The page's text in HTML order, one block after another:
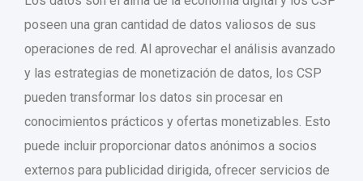
poseen una gran cantidad de datos valiosos de sus
operaciones de red. Al aprovechar el análisis avanzado
y las estrategias de monetización de datos, los CSP
pueden transformar los datos sin procesar en
conocimientos prácticos y ofertas monetizables. Esto
puede incluir proporcionar datos anónimos a socios
externos para publicidad dirigida, ofrecer servicios de